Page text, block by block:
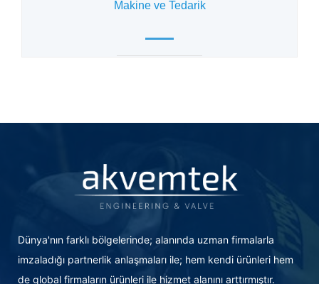
Makine ve Tedarik
Dünya'nın farklı bölgelerinde; alanında uzman firmalarla
imzaladığı partnerlik anlaşmaları ile; hem kendi ürünleri hem
de global firmaların ürünleri ile hizmet alanını arttırmıştır.